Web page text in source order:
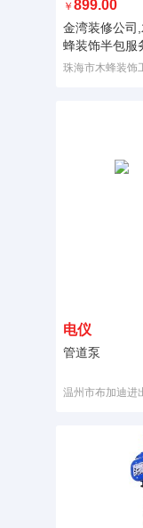
￥ 899.00
金湾装修公司
蜂装饰半包服
珠海市木蜂装饰
电仪
管道泵
温州市布加迪进